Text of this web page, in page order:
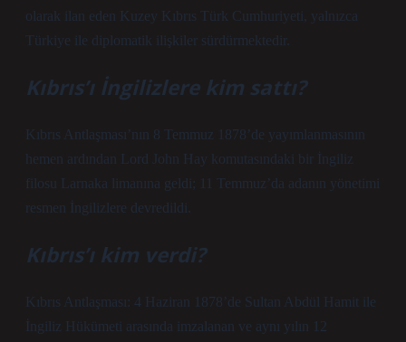
olarak ilan eden Kuzey Kıbrıs Türk Cumhuriyeti, yalnızca
Türkiye ile diplomatik ilişkiler sürdürmektedir.
Kıbrıs’ı İngilizlere kim sattı?
Kıbrıs Antlaşması’nın 8 Temmuz 1878’de yayımlanmasının
hemen ardından Lord John Hay komutasındaki bir İngiliz
filosu Larnaka limanına geldi; 11 Temmuz’da adanın yönetimi
resmen İngilizlere devredildi.
Kıbrıs’ı kim verdi?
Kıbrıs Antlaşması: 4 Haziran 1878’de Sultan Abdül Hamit ile
İngiliz Hükümeti arasında imzalanan ve aynı yılın 12